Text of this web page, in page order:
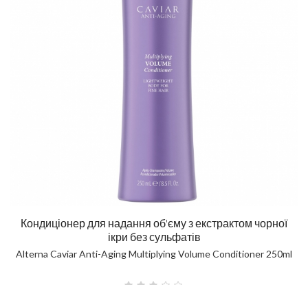
Кондиціонер для надання об'єму з екстрактом чорної
ікри без сульфатів
Alterna Caviar Anti-Aging Multiplying Volume Conditioner 250ml